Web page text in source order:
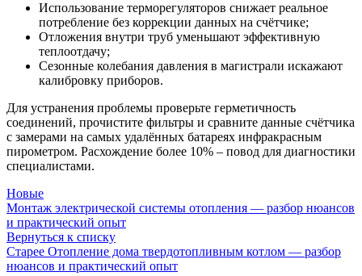
Использование терморегуляторов снижает реальное
потребление без коррекции данных на счётчике;
Отложения внутри труб уменьшают эффективную
теплоотдачу;
Сезонные колебания давления в магистрали искажают
калибровку приборов.
Для устранения проблемы проверьте герметичность
соединений, прочистите фильтры и сравните данные счётчика
с замерами на самых удалённых батареях инфракрасным
пирометром. Расхождение более 10% – повод для диагностики
специалистами.
Новые
Монтаж электрической системы отопления — разбор нюансов
и практический опыт
Вернуться к списку
Старее Отопление дома твердотопливным котлом — разбор
нюансов и практический опыт